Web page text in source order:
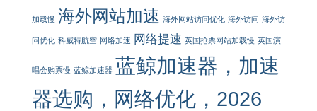
加载慢 海外网站加速 海外网站访问优化 海外访问 海外访
问优化 科威特航空 网络加速 网络提速 英国抢票网站加载慢 英国演
唱会购票慢 蓝鲸加速器 蓝鲸加速器，加速
器选购，网络优化，2026